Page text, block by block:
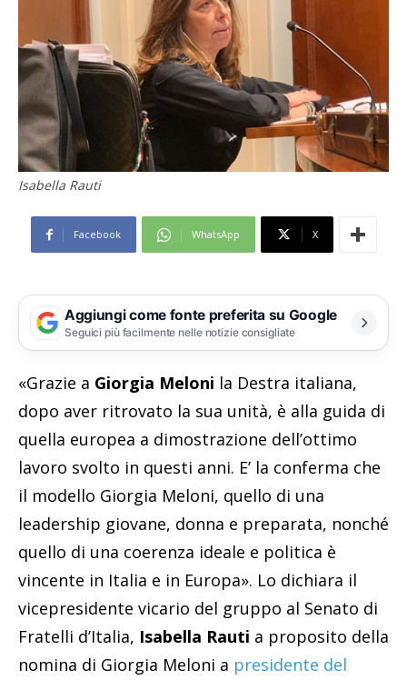
Isabella Rauti
Facebook WhatsApp X
Aggiungi come fonte preferita su Google
Seguici più facilmente nelle notizie consigliate
«Grazie a Giorgia Meloni la Destra italiana,
dopo aver ritrovato la sua unità, è alla guida di
quella europea a dimostrazione dell’ottimo
lavoro svolto in questi anni. E’ la conferma che
il modello Giorgia Meloni, quello di una
leadership giovane, donna e preparata, nonché
quello di una coerenza ideale e politica è
vincente in Italia e in Europa». Lo dichiara il
vicepresidente vicario del gruppo al Senato di
Fratelli d’Italia, Isabella Rauti a proposito della
nomina di Giorgia Meloni a presidente del